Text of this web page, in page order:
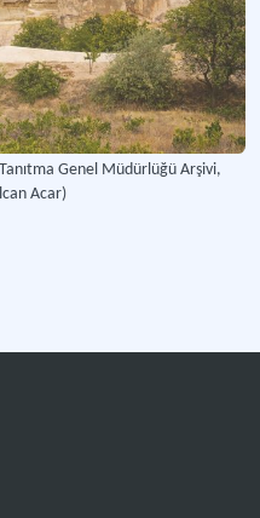
Genel Müdürlüğü Arşivi,
Acar)